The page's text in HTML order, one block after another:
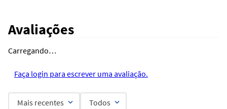
Avaliações
Carregando…
Faça login para escrever uma avaliação.
Mais recentes Todos